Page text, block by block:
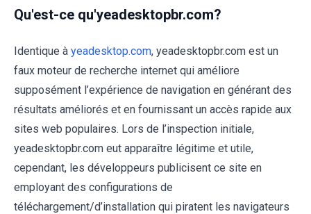
Qu'est-ce qu'yeadesktopbr.com?
Identique à yeadesktop.com, yeadesktopbr.com est un
faux moteur de recherche internet qui améliore
supposément l’expérience de navigation en générant des
résultats améliorés et en fournissant un accès rapide aux
sites web populaires. Lors de l’inspection initiale,
yeadesktopbr.com eut apparaître légitime et utile,
cependant, les développeurs publicisent ce site en
employant des configurations de
téléchargement/d’installation qui piratent les navigateurs